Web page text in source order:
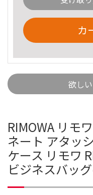
カ
欲し
RIMOWA リモ
ネート アタッ
ケース リモワ
ビジネスバッ